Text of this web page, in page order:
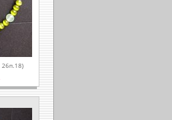
26п.18)